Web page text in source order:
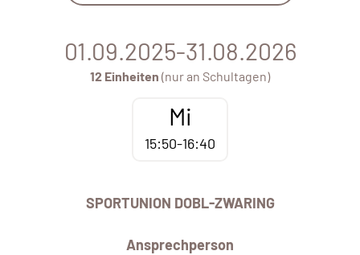
01.09.2025-31.08.2026
12 Einheiten (nur an Schultagen)
Mi
15:50-16:40
SPORTUNION DOBL-ZWARING
Ansprechperson